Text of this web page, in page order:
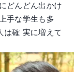
どんどん出かけ
手な学生も多
は確 実に増えて